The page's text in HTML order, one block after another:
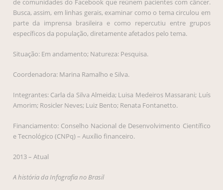
de comunidades do Facebook que reúnem pacientes com câncer.
Busca, assim, em linhas gerais, examinar como o tema circulou em
parte da imprensa brasileira e como repercutiu entre grupos
específicos da população, diretamente afetados pelo tema.
Situação: Em andamento; Natureza: Pesquisa.
Coordenadora: Marina Ramalho e Silva.
Integrantes: Carla da Silva Almeida; Luisa Medeiros Massarani; Luís
Amorim; Rosicler Neves; Luiz Bento; Renata Fontanetto.
Financiamento: Conselho Nacional de Desenvolvimento Científico
e Tecnológico (CNPq) – Auxílio financeiro.
2013 – Atual
A história da Infografia no Brasil